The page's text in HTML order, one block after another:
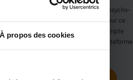
À propos des cookies
Vous travaillez déjà dans le secteur psycho-
médico-social ou avez un intérêt pour ce
secteur et souhaitez obtenir un compte
personnel pour interagir sur notre plateforme